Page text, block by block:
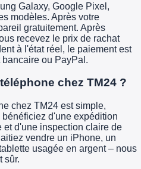
Galaxy, Google Pixel,
modèles. Après votre
gratuitement. Après
recevez le prix de rachat
à l'état réel, le paiement est
ou PayPal.
chez TM24 ?
chez TM24 est simple,
d'une expédition
et d'une inspection claire de
vendre un iPhone, un
usagée en argent – nous
sûr.